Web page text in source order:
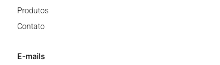
Produtos
Contato
E-mails